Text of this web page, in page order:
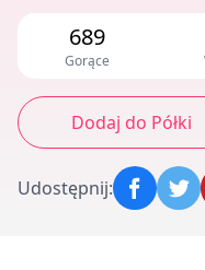
689
Gorące
Dodaj do Półki
Udostępnij: